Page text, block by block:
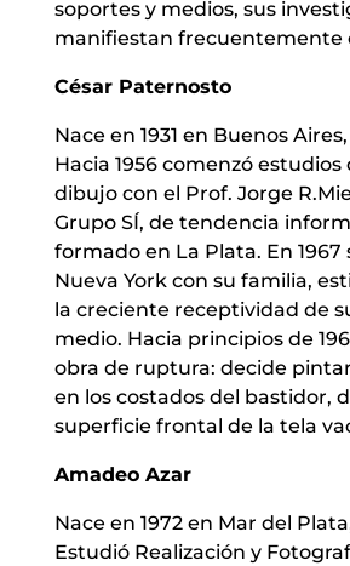
soportes y medios, sus
manifiestan frecuentemente
César Paternosto
Nace en 1931 en Buenos
Hacia 1956 comenzó
dibujo con el Prof. Jorge
Grupo SÍ, de tendencia
formado en La Plata. En 1967
Nueva York con su familia,
la creciente receptividad de
medio. Hacia principios de
obra de ruptura: decide
en los costados del bastidor,
superficie frontal de la tela
Amadeo Azar
Nace en 1972 en Mar del
Estudió Realización y